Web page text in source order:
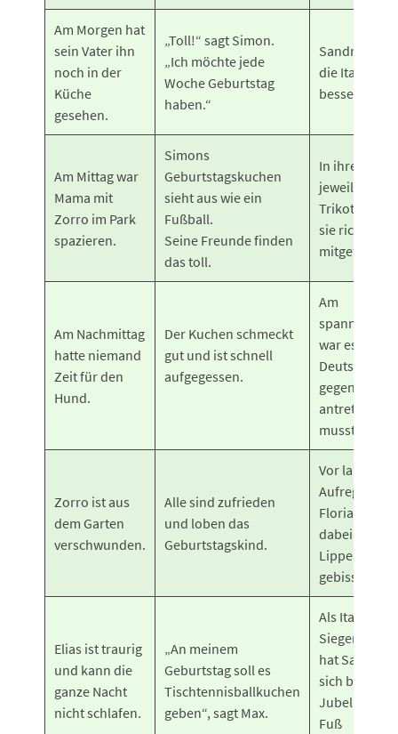
Am Morgen hat
sein Vater ihn
noch in der
Küche
gesehen.
„Toll!“ sagt Simon.
„Ich möchte jede
Woche Geburtstag
haben.“
Sandro fand
die Italiener
besser.
Am Mittag war
Mama mit
Zorro im Park
spazieren.
Simons
Geburtstagskuchen
sieht aus wie ein
Fußball.
Seine Freunde finden
das toll.
In ihren
jeweiligen
Trikots
sie richtig
mitgefiebert.
Am Nachmittag
hatte niemand
Zeit für den
Hund.
Der Kuchen schmeckt
gut und ist schnell
aufgegessen.
Am
war es, als
Deutschland
gegen Italien
antreten
musste.
Zorro ist aus
dem Garten
verschwunden.
Alle sind zufrieden
und loben das
Geburtstagskind.
Vor lauter
Aufregung
Florian sich
dabei auf die
Lippe
gebissen.
Elias ist traurig
und kann die
ganze Nacht
nicht schlafen.
„An meinem
Geburtstag soll es
Tischtennisballkuchen
geben“, sagt Max.
Als Italien
Sieger
hat Sandro
sich beim
Jubeln den
Fuß